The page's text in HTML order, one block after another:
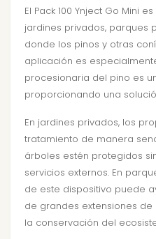
El Pack 100 Ynject Go Mini
jardines privados, parques
donde los pinos y otras
aplicación es
procesionaria del pino es
proporcionando una
En jardines privados, los
tratamiento de manera
árboles estén protegidos
servicios externos. En
de este dispositivo puede
de grandes extensiones
la conservación del